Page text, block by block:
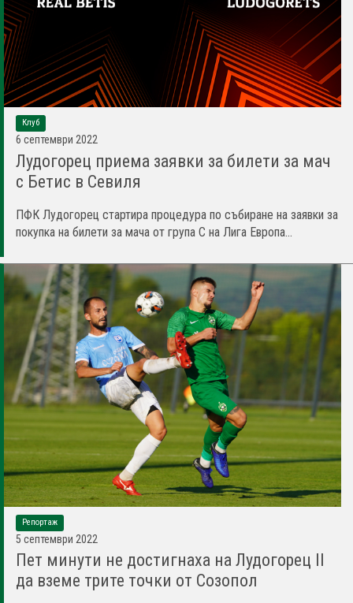
Клуб
6 септември 2022
Лудогорец приема заявки за билети за мач
с Бетис в Севиля
ПФК Лудогорец стартира процедура по събиране на заявки за
покупка на билети за мача от група С на Лига Европа...
Репортаж
5 септември 2022
Пет минути не достигнаха на Лудогорец II
да вземе трите точки от Созопол